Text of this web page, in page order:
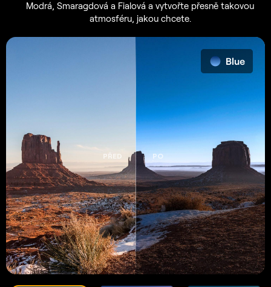
PŘED PO
Modrá, Smaragdová a Fialová a vytvořte přesně takovou
atmosféru, jakou chcete.